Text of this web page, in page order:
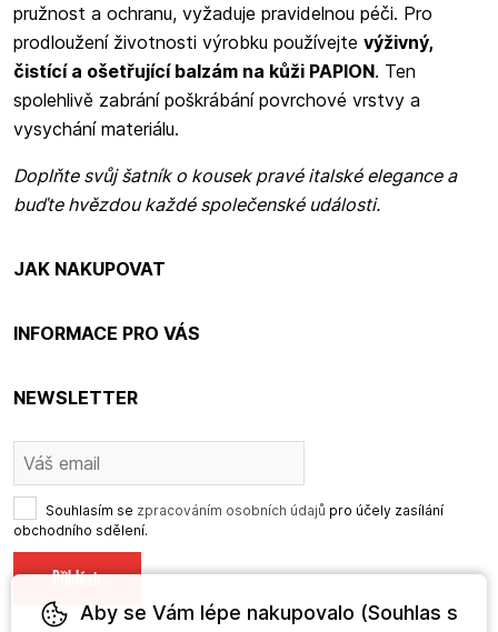
pružnost a ochranu, vyžaduje pravidelnou péči. Pro
prodloužení životnosti výrobku používejte výživný,
čistící a ošetřující balzám na kůži PAPION. Ten
spolehlivě zabrání poškrábání povrchové vrstvy a
vysychání materiálu.
Doplňte svůj šatník o kousek pravé italské elegance a
buďte hvězdou každé společenské události.
JAK NAKUPOVAT
INFORMACE PRO VÁS
NEWSLETTER
Souhlasím se zpracováním osobních údajů pro účely zasílání
obchodního sdělení.
Aby se Vám lépe nakupovalo (Souhlas s